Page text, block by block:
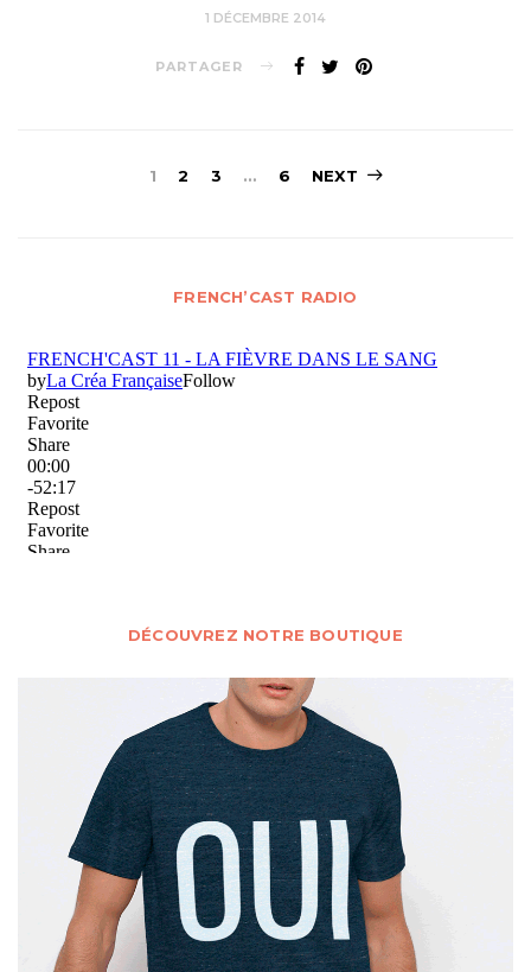
1 DÉCEMBRE 2014
PARTAGER
Navigation
1 2 3 … 6 NEXT
FRENCH’CAST RADIO
DÉCOUVREZ NOTRE BOUTIQUE